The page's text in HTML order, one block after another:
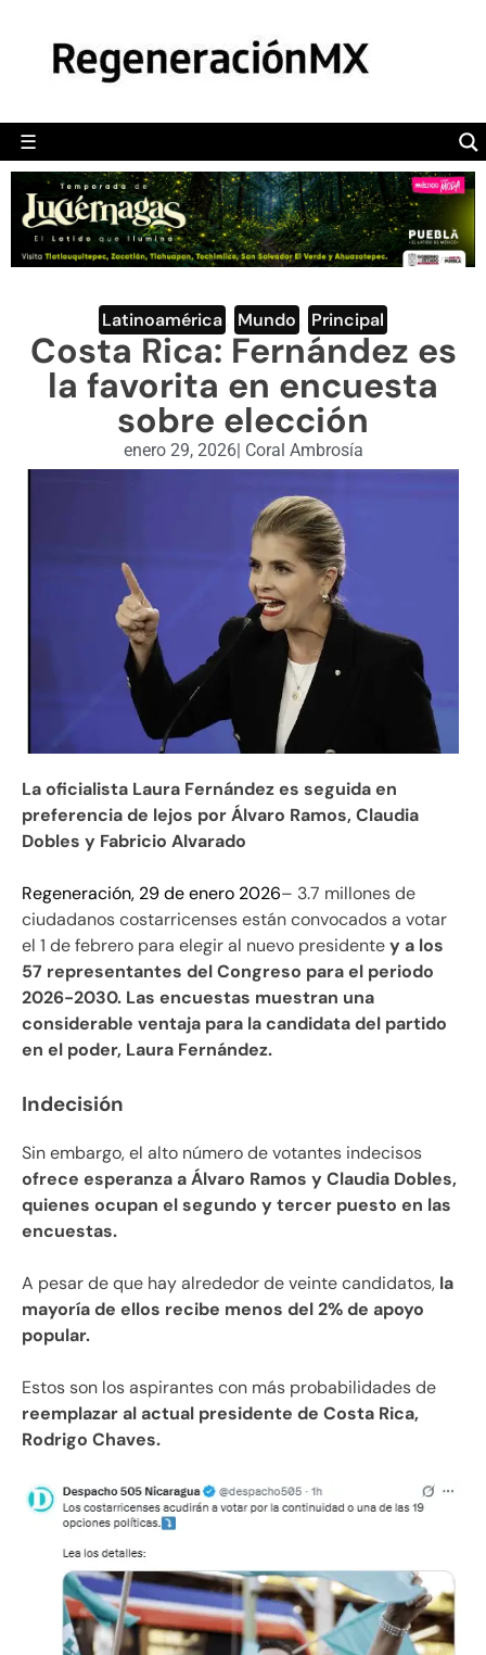
☰
POLÍTICA
CAMALEÓN
OPINIÓN
DEPORTES
ENGLISH SECTION
VIDEOS
Latinoamérica Mundo Principal
Costa Rica: Fernández es
la favorita en encuesta
sobre elección
enero 29, 2026| Coral Ambrosía
La oficialista Laura Fernández es seguida en
preferencia de lejos por Álvaro Ramos, Claudia
Dobles y Fabricio Alvarado
Regeneración, 29 de enero 2026– 3.7 millones de
ciudadanos costarricenses están convocados a votar
el 1 de febrero para elegir al nuevo presidentey a los
57 representantes del Congreso para el periodo
2026-2030. Las encuestas muestran una
considerable ventaja para la candidata del partido
en el poder, Laura Fernández.
Indecisión
Sin embargo, el alto número de votantes indecisos
ofrece esperanza a Álvaro Ramos y Claudia Dobles,
quienes ocupan el segundo y tercer puesto en las
encuestas.
A pesar de que hay alrededor de veinte candidatos, la
mayoría de ellos recibe menos del 2% de apoyo
popular.
Estos son los aspirantes con más probabilidades de
reemplazar al actual presidente de Costa Rica,
Rodrigo Chaves.